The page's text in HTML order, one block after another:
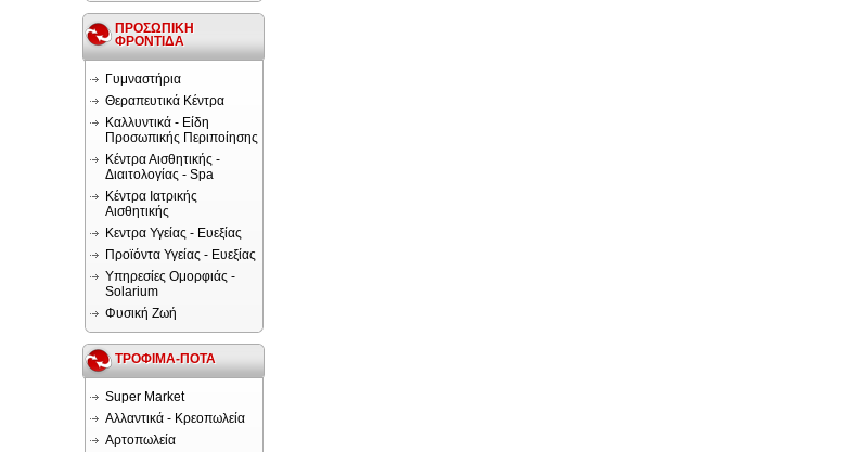
ΠΡΟΣΩΠΙΚΗ
ΦΡΟΝΤΙΔΑ
Γυμναστήρια
Θεραπευτικά Κέντρα
Καλλυντικά - Είδη
Προσωπικής Περιποίησης
Κέντρα Αισθητικής -
Διαιτολογίας - Spa
Κέντρα Ιατρικής
Αισθητικής
Κεντρα Υγείας - Ευεξίας
Προϊόντα Υγείας - Ευεξίας
Υπηρεσίες Ομορφιάς -
Solarium
Φυσική Ζωή
ΤΡΟΦΙΜΑ-ΠΟΤΑ
Super Market
Αλλαντικά - Κρεοπωλεία
Αρτοπωλεία